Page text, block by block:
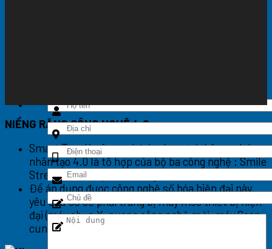
NIỀNG RĂNG CÔNG NGHỆ 4.0
Smart Tray là công nghệ áp dụng trí thông minh
nhân tạo 4.0 là tổ hợp của bộ ba công nghệ : Smile
Stream, Webcep và Autolign.
Để áp dụng được công nghệ số hóa hiện đại này,
yêu cầu cơ sở phải trang bị máy móc thiết bị hiện
đại (máy chụp X-quang công nghệ mới, máy Scan
cung hàm) và bác sĩ có tay nghề chuyên môn cao.